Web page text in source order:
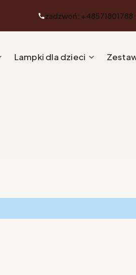
zadzwoń: +48571801788
Lampki dla dzieci